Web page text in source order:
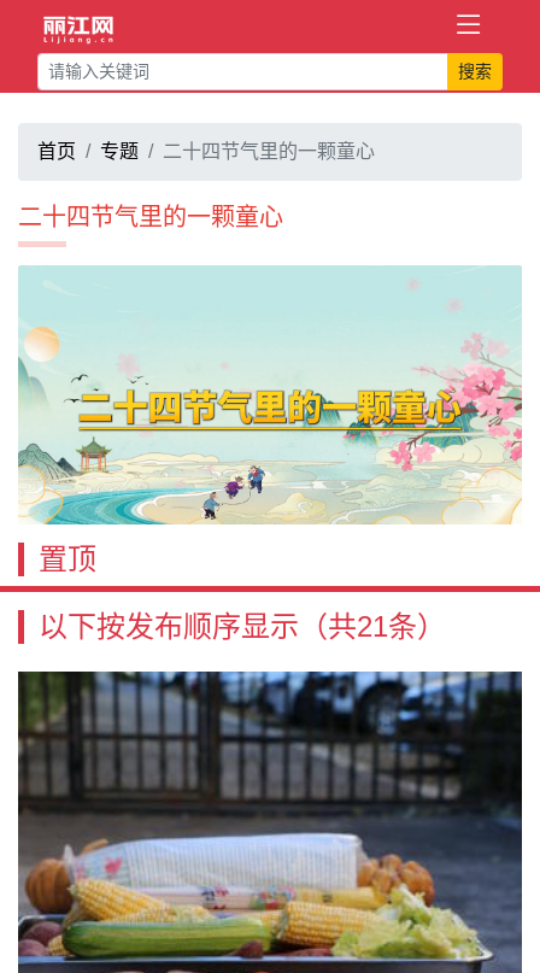
搜索
首页 专题 二十四节气里的一颗童心
二十四节气里的一颗童心
置顶
以下按发布顺序显示 （共21条）